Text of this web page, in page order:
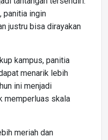
panitia ingin
justru bisa dirayakan
kampus, panitia
menarik lebih
ini menjadi
memperluas skala
meriah dan